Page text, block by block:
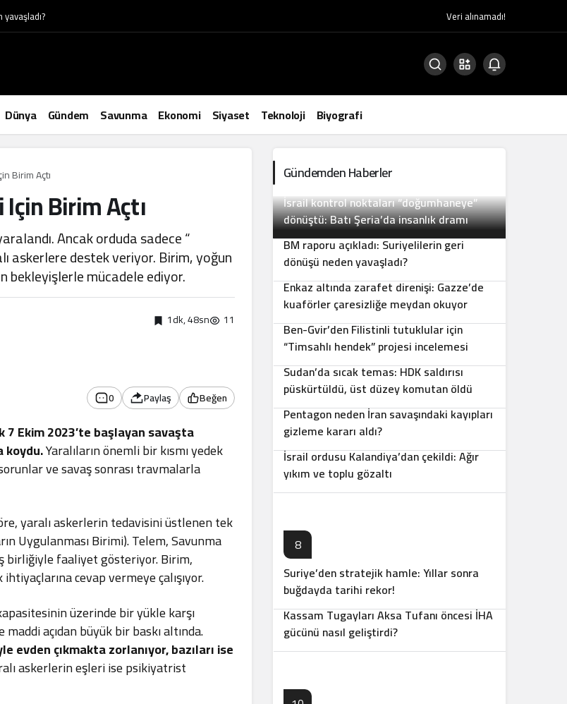
Veri alınamadı!
Dünya Gündem Savunma Ekonomi Siyaset Teknoloji Biyografi
Birim Açtı
Birim Açtı
Ancak orduda sadece “
askerlere destek veriyor. Birim, yoğun
bekleyişlerle mücadele ediyor.
1dk, 48sn 11
0 Paylaş Beğen
7 Ekim 2023’te başlayan savaşta
koydu.Yaralıların önemli bir kısmı yedek
ve savaş sonrası travmalarla
yaralı askerlerin tedavisini üstlenen tek
Uygulanması Birimi). Telem, Savunma
birliğiyle faaliyet gösteriyor. Birim,
cevap vermeye çalışıyor.
üzerinde bir yükle karşı
açıdan büyük bir baskı altında.
evden çıkmakta zorlanıyor, bazıları ise
askerlerin eşleri ise psikiyatrist
Gündemden Haberler
İsrail kontrol noktaları “doğumhaneye”
dönüştü: Batı Şeria’da insanlık dramı
2
BM raporu açıkladı: Suriyelilerin geri
dönüşü neden yavaşladı?
3
Enkaz altında zarafet direnişi: Gazze’de
kuaförler çaresizliğe meydan okuyor
4
Ben-Gvir’den Filistinli tutuklular için
“Timsahlı hendek” projesi incelemesi
5
Sudan’da sıcak temas: HDK saldırısı
püskürtüldü, üst düzey komutan öldü
6
Pentagon neden İran savaşındaki kayıpları
gizleme kararı aldı?
7
İsrail ordusu Kalandiya’dan çekildi: Ağır
yıkım ve toplu gözaltı
8
Suriye’den stratejik hamle: Yıllar sonra
buğdayda tarihi rekor!
9
Kassam Tugayları Aksa Tufanı öncesi İHA
gücünü nasıl geliştirdi?